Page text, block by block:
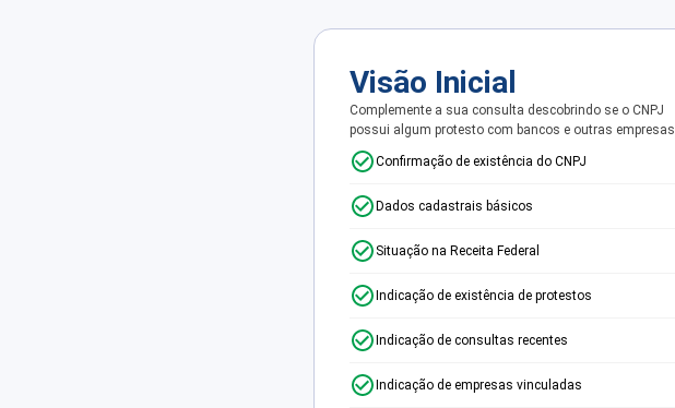
Visão Inicial
Complemente a sua consulta descobrindo se o CNPJ
possui algum protesto com bancos e outras empresas.
Confirmação de existência do CNPJ
Dados cadastrais básicos
Situação na Receita Federal
Indicação de existência de protestos
Indicação de consultas recentes
Indicação de empresas vinculadas